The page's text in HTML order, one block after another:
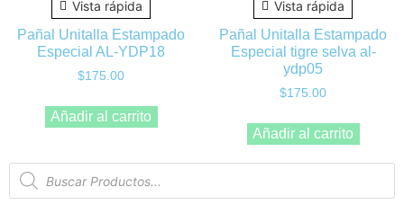
Vista rápida
Pañal Unitalla Estampado
Especial AL-YDP18
$175.00
Añadir al carrito
Vista rápida
Pañal Unitalla Estampado
Especial tigre selva al-
ydp05
$175.00
Añadir al carrito